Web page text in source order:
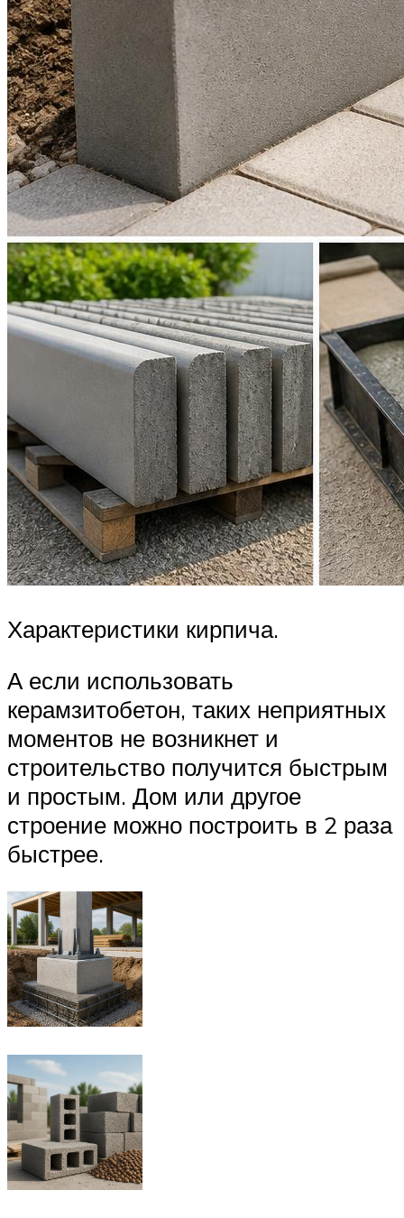
Характеристики кирпича.
А если использовать
керамзитобетон, таких неприятных
моментов не возникнет и
строительство получится быстрым
и простым. Дом или другое
строение можно построить в 2 раза
быстрее.